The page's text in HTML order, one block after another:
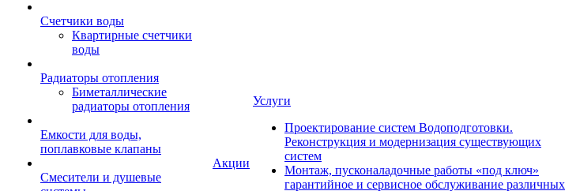
Счетчики воды
Квартирные счетчики
воды
Радиаторы отопления
Биметаллические
радиаторы отопления
Емкости для воды,
поплавковые клапаны
Смесители и душевые
Акции
Услуги
Проектирование систем Водоподготовки.
Реконструкция и модернизация существующих
систем
Монтаж, пусконаладочные работы «под ключ»
гарантийное и сервисное обслуживание различных